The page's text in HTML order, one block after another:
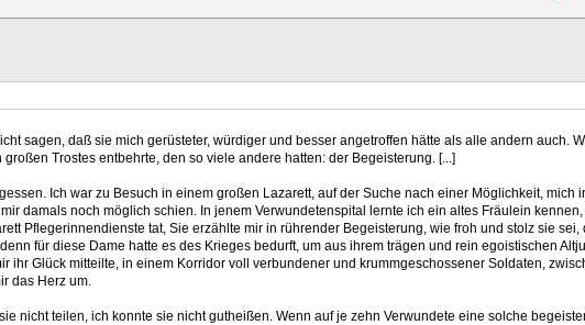
sagen, daß sie mich gerüsteter, würdiger und besser angetroffen hätte als alle andern auch.
Trostes entbehrte, den so viele andere hatten: der Begeisterung. [...]
Ich war zu Besuch in einem großen Lazarett, auf der Suche nach einer Möglichkeit, mich
damals noch möglich schien. In jenem Verwundetenspital lernte ich ein altes Fräulein
Pflegerinnendienste tat, Sie erzählte mir in rührender Begeisterung, wie froh und stolz sie sei,
für diese Dame hatte es des Krieges bedurft, um aus ihrem trägen und rein egoistischen
ihr Glück mitteilte, in einem Korridor voll verbundener und krummgeschossener Soldaten,
das Herz um.
nicht teilen, ich konnte sie nicht gutheißen. Wenn auf je zehn Verwundete eine solche